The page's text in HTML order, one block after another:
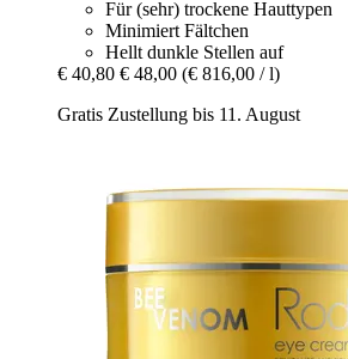
Für (sehr) trockene Hauttypen
Minimiert Fältchen
Hellt dunkle Stellen auf
€ 40,80 € 48,00 (€ 816,00 / l)
Gratis Zustellung bis 11. August